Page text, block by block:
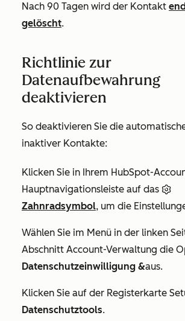
Nach 90 Tagen wird der Kontakt
gelöscht.
Richtlinie zur
Datenaufbewahrung
deaktivieren
So deaktivieren Sie die
inaktiver Kontakte:
Klicken Sie in Ihrem HubSpot-
Hauptnavigationsleiste auf das
Zahnradsymbol, um die
Wählen Sie im Menü in der linken
Abschnitt Account-Verwaltung die
Datenschutzeinwilligung &aus.
Klicken Sie auf der Registerkarte
Datenschutztools.